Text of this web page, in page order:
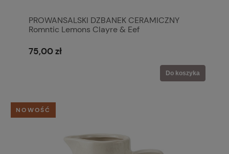
PROWANSALSKI DZBANEK CERAMICZNY
Romntic Lemons Clayre & Eef
75,00 zł
Do koszyka
NOWOŚĆ